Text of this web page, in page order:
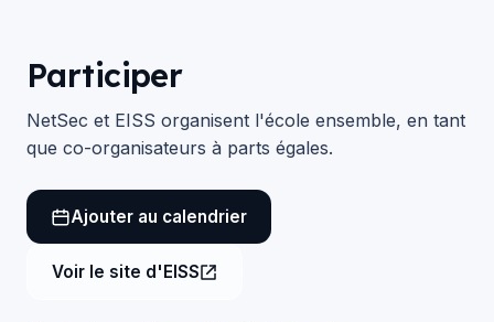
Participer
NetSec et EISS organisent l'école ensemble, en tant
que co-organisateurs à parts égales.
Ajouter au calendrier
Voir le site d'EISS